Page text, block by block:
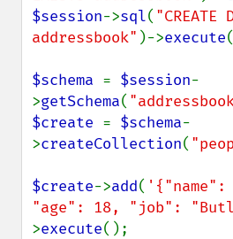
$session->sql( "CREATE
addressbook" )->execute
$schema = $session-
>getSchema(
$create = $schema-
>createCollection(
$create->add(
"age": 18, "job":
>execute